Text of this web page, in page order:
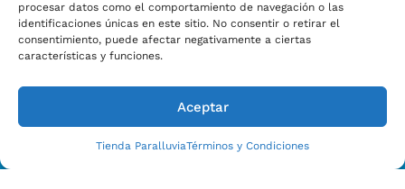
procesar datos como el comportamiento de navegación o las
identificaciones únicas en este sitio. No consentir o retirar el
consentimiento, puede afectar negativamente a ciertas
características y funciones.
Aceptar
Tienda ParalluviaTérminos y Condiciones
Estamos Para Ayudarle
CONTACTO CON NOSOTROS HOY